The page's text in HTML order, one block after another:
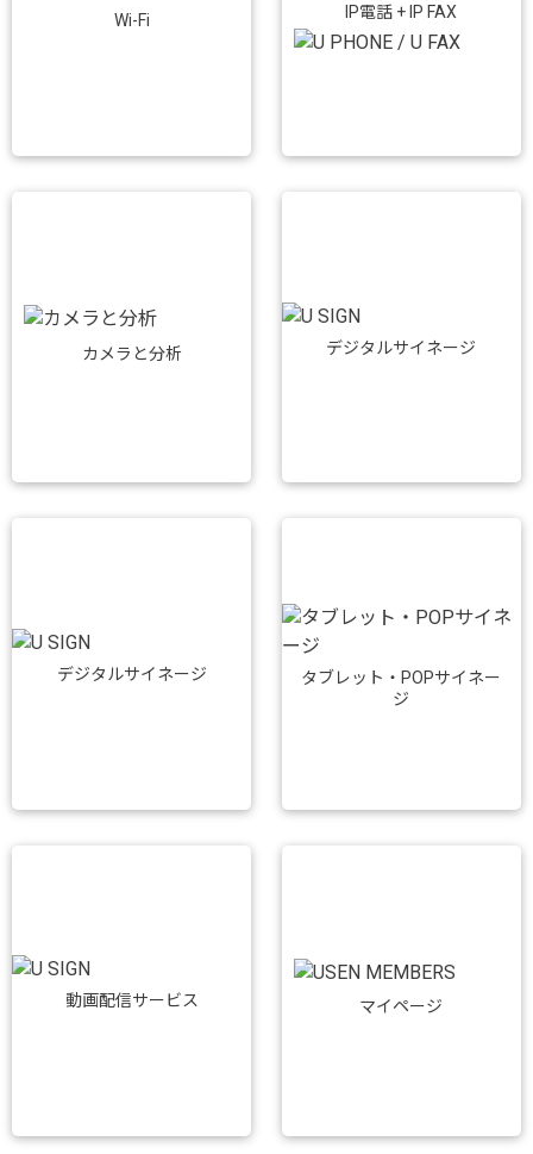
Wi-Fi IP電話 + IP FAX
カメラと分析 デジタルサイネージ
デジタルサイネージ
タブレット・POPサイネー
ジ
動画配信サービス マイページ